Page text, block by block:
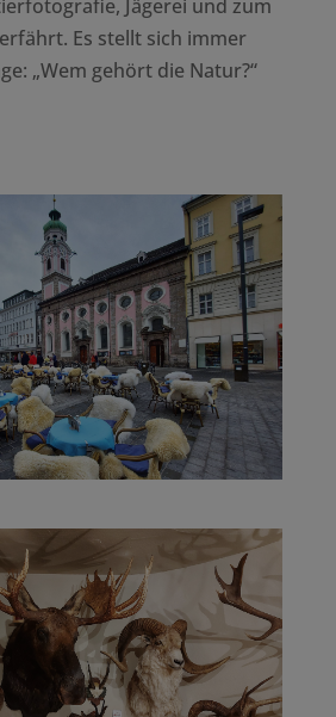
Jägerei und zum
Es stellt sich immer
„Wem gehört die Natur?“